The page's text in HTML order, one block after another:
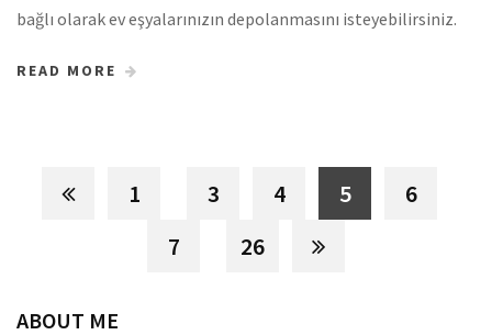
bağlı olarak ev eşyalarınızın depolanmasını isteyebilirsiniz.
READ MORE
1 3 4 5
6
7
26
ABOUT ME